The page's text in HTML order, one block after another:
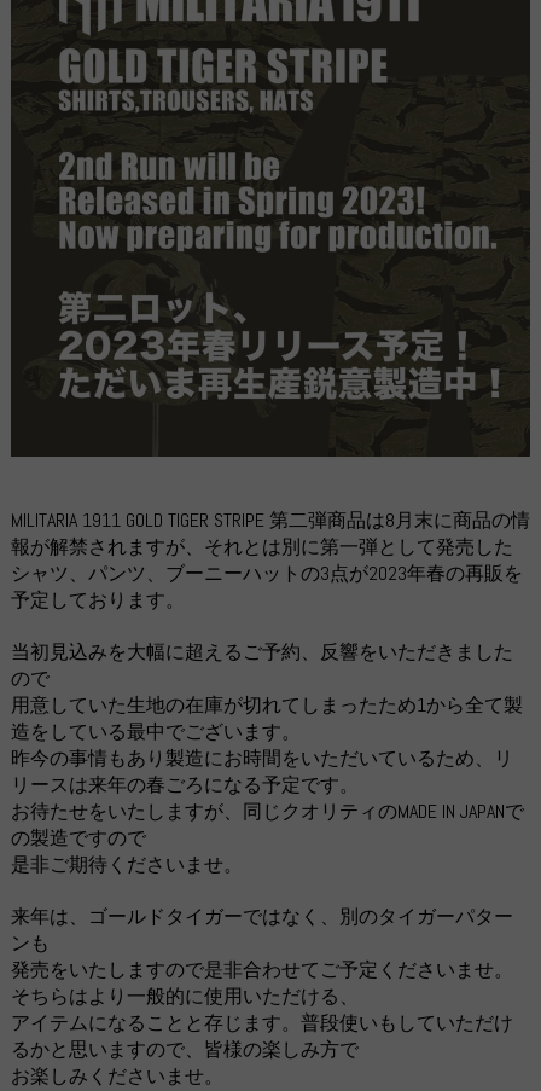
MILITARIA 1911 GOLD TIGER STRIPE 第二弾商品は8月末に商品の情
報が解禁されますが、それとは別に第一弾として発売した
シャツ、パンツ、ブーニーハットの3点が2023年春の再販を
予定しております。
当初見込みを大幅に超えるご予約、反響をいただきました
ので
用意していた生地の在庫が切れてしまったため1から全て製
造をしている最中でございます。
昨今の事情もあり製造にお時間をいただいているため、リ
リースは来年の春ごろになる予定です。
お待たせをいたしますが、同じクオリティのMADE IN JAPANで
の製造ですので
是非ご期待くださいませ。
来年は、ゴールドタイガーではなく、別のタイガーパター
ンも
発売をいたしますので是非合わせてご予定くださいませ。
そちらはより一般的に使用いただける、
アイテムになることと存じます。普段使いもしていただけ
るかと思いますので、皆様の楽しみ方で
お楽しみくださいませ。